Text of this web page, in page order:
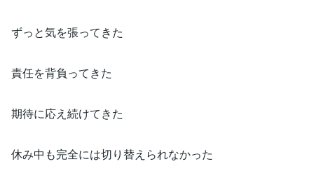
ずっと気を張ってきた
責任を背負ってきた
期待に応え続けてきた
休み中も完全には切り替えられなかった